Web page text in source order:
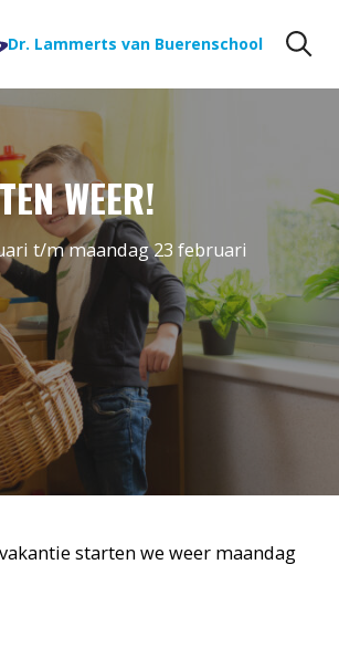
Dr. Lammerts van Buerenschool
WEER!
t/m maandag 23 februari
starten we weer maandag